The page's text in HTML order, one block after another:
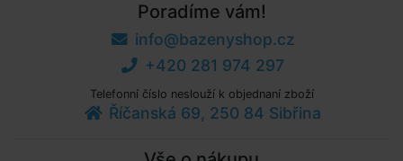
Poradíme vám!
info@bazenyshop.cz
+420 281 974 297
Telefonní číslo neslouží k objednaní zboží
Říčanská 69, 250 84 Sibřina